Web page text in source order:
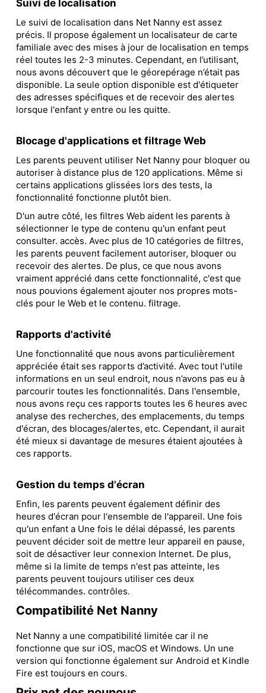
Suivi de localisation
Le suivi de localisation dans Net Nanny est assez
précis. Il propose également un localisateur de carte
familiale avec des mises à jour de localisation en temps
réel toutes les 2-3 minutes. Cependant, en l’utilisant,
nous avons découvert que le géorepérage n’était pas
disponible. La seule option disponible est d'étiqueter
des adresses spécifiques et de recevoir des alertes
lorsque l'enfant y entre ou les quitte.
Blocage d'applications et filtrage Web
Les parents peuvent utiliser Net Nanny pour bloquer ou
autoriser à distance plus de 120 applications. Même si
certains applications glissées lors des tests, la
fonctionnalité fonctionne plutôt bien.
D'un autre côté, les filtres Web aident les parents à
sélectionner le type de contenu qu'un enfant peut
consulter. accès. Avec plus de 10 catégories de filtres,
les parents peuvent facilement autoriser, bloquer ou
recevoir des alertes. De plus, ce que nous avons
vraiment apprécié dans cette fonctionnalité, c'est que
nous pouvions également ajouter nos propres mots-
clés pour le Web et le contenu. filtrage.
Rapports d'activité
Une fonctionnalité que nous avons particulièrement
appréciée était ses rapports d’activité. Avec tout l'utile
informations en un seul endroit, nous n’avons pas eu à
parcourir toutes les fonctionnalités. Dans l'ensemble,
nous avons reçu ces rapports toutes les 6 heures avec
analyse des recherches, des emplacements, du temps
d'écran, des blocages/alertes, etc. Cependant, il aurait
été mieux si davantage de mesures étaient ajoutées à
ces rapports.
Gestion du temps d'écran
Enfin, les parents peuvent également définir des
heures d'écran pour l'ensemble de l'appareil. Une fois
qu'un enfant a Une fois le délai dépassé, les parents
peuvent décider soit de mettre leur appareil en pause,
soit de désactiver leur connexion Internet. De plus,
même si la limite de temps n'est pas atteinte, les
parents peuvent toujours utiliser ces deux
télécommandes. contrôles.
Compatibilité Net Nanny
Net Nanny a une compatibilité limitée car il ne
fonctionne que sur iOS, macOS et Windows. Un une
version qui fonctionne également sur Android et Kindle
Fire est toujours en cours.